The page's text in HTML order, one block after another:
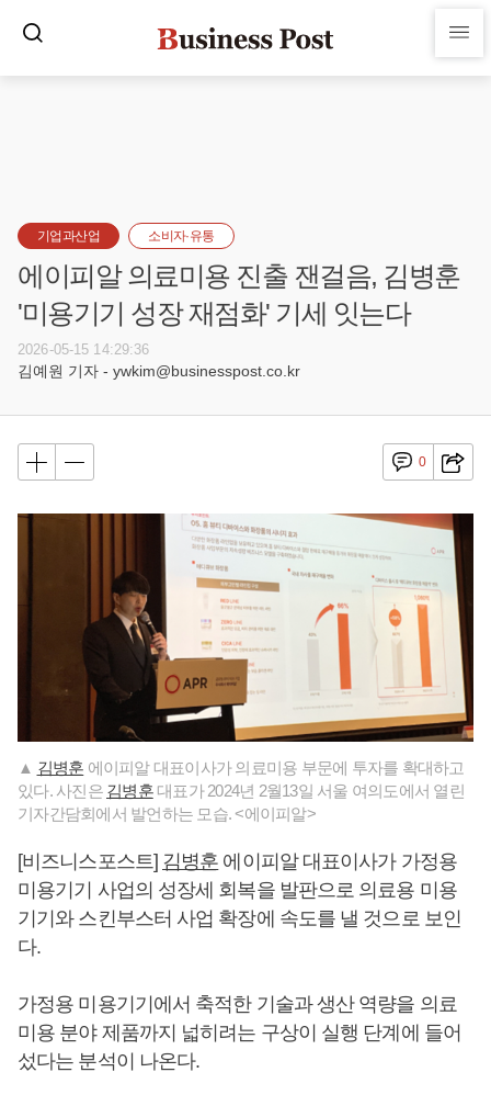
기업과산업 소비자·유통
에이피알 의료미용 진출 잰걸음, 김병훈
'미용기기 성장 재점화' 기세 잇는다
2026-05-15 14:29:36
김예원 기자 - ywkim@businesspost.co.kr
0
▲ 김병훈 에이피알 대표이사가 의료미용 부문에 투자를 확대하고
있다. 사진은 김병훈대표가 2024년 2월13일 서울 여의도에서 열린
기자간담회에서 발언하는 모습. <에이피알>
[비즈니스포스트] 김병훈 에이피알 대표이사가 가정용
미용기기 사업의 성장세 회복을 발판으로 의료용 미용
기기와 스킨부스터 사업 확장에 속도를 낼 것으로 보인
다.
가정용 미용기기에서 축적한 기술과 생산 역량을 의료
미용 분야 제품까지 넓히려는 구상이 실행 단계에 들어
섰다는 분석이 나온다.